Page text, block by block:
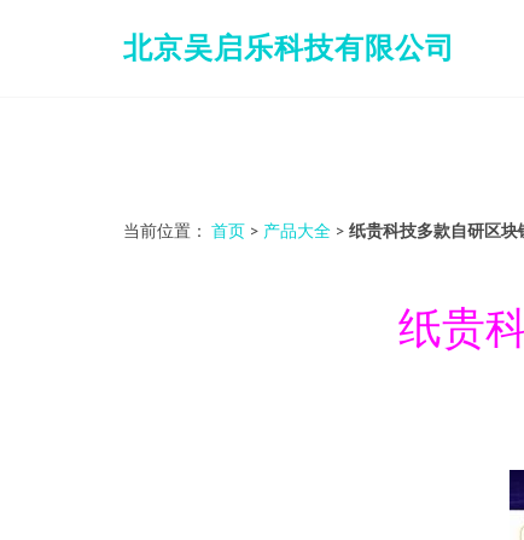
北京吴启乐科技有限公司
当前位置： 首页 > 产品大全 > 纸贵科技多款自研区
纸贵